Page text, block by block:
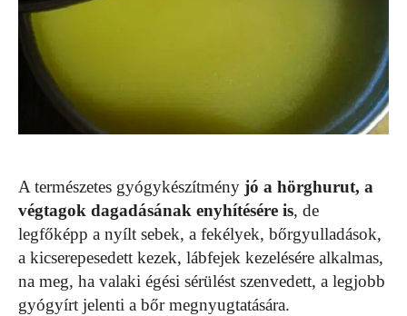
A természetes gyógykészítmény jó a hörghurut, a
végtagok dagadásának enyhítésére is, de
legfőképp a nyílt sebek, a fekélyek, bőrgyulladások,
a kicserepesedett kezek, lábfejek kezelésére alkalmas,
na meg, ha valaki égési sérülést szenvedett, a legjobb
gyógyírt jelenti a bőr megnyugtatására.